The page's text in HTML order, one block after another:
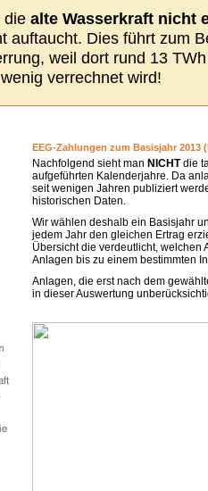
die alte Wasserkraft nicht
auftaucht. Dies führt zum
weil dort rund 13
verrechnet wird!
EEG-Zahlungen zum Basisjahr 2013
Nachfolgend sieht man NICHTdie
aufgeführten Kalenderjahre. Da
seit wenigen Jahren publiziert
historischen Daten.
Wir wählen deshalb ein Basisjahr
jedem Jahr den gleichen Ertrag
Übersicht die verdeutlicht, welchen
Anlagen bis zu einem bestimmten
Anlagen, die erst nach dem
in dieser Auswertung